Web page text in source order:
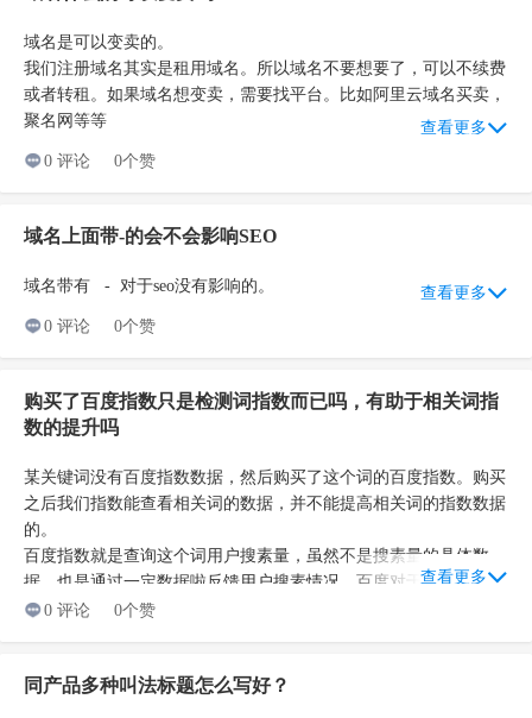
式的就好 。
域名是可以变卖的。
我们注册域名其实是租用域名。所以域名不要想要了，可以不续费
或者转租。如果域名想变卖，需要找平台。比如阿里云域名买卖，
聚名网等等
查看更多
0 评论
0个赞
域名上面带-的会不会影响SEO
域名带有 - 对于seo没有影响的。
查看更多
0 评论
0个赞
购买了百度指数只是检测词指数而已吗，有助于相关词指
数的提升吗
某关键词没有百度指数数据，然后购买了这个词的百度指数。购买
之后我们指数能查看相关词的数据，并不能提高相关词的指数数据
的。
百度指数就是查询这个词用户搜素量，虽然不是搜素量的具体数
据，也是通过一定数据啦反馈用户搜素情况。百度对于一些搜索少
的，没有统计相关数据。想看就要自己购买，但是并没有啥太多帮
查看更多
0 评论
0个赞
同产品多种叫法标题怎么写好？